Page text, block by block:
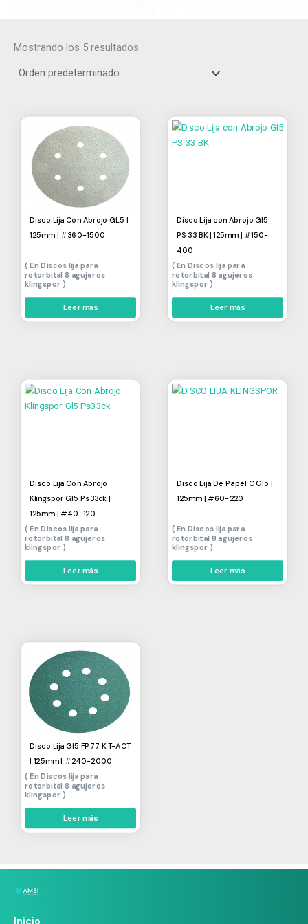
Mostrando los 5 resultados
Disco Lija Con Abrojo GL5 |
125mm | #360-1500
Discos lija para
rotorbital 8 agujeros
klingspor
Leer más
Disco Lija con Abrojo Gl5
PS 33 BK | 125mm | #150-
400
Discos lija para
rotorbital 8 agujeros
klingspor
Leer más
Disco Lija Con Abrojo
Klingspor Gl5 Ps33ck |
125mm | #40-120
Discos lija para
rotorbital 8 agujeros
klingspor
Leer más
Disco Lija De Papel C Gl5 |
125mm | #60-220
Discos lija para
rotorbital 8 agujeros
klingspor
Leer más
Disco Lija Gl5 FP77 K T-ACT
| 125mm | #240-2000
Discos lija para
rotorbital 8 agujeros
klingspor
Leer más